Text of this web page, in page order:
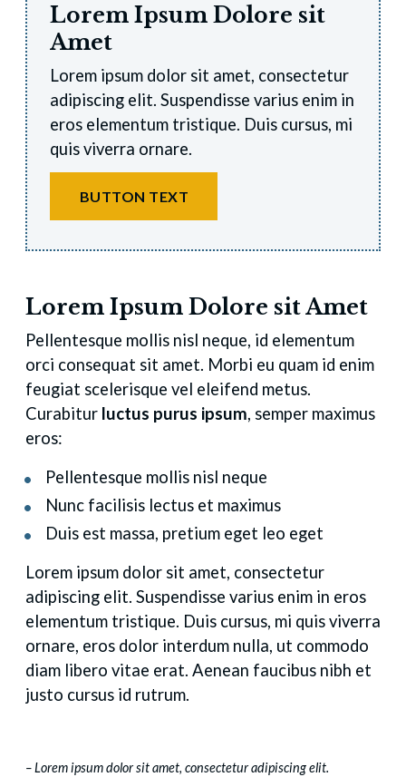
Lorem Ipsum Dolore sit
Amet
Lorem ipsum dolor sit amet, consectetur
adipiscing elit. Suspendisse varius enim in
eros elementum tristique. Duis cursus, mi
quis viverra ornare.
BUTTON TEXT
Lorem Ipsum Dolore sit Amet
Pellentesque mollis nisl neque, id elementum
orci consequat sit amet. Morbi eu quam id enim
feugiat scelerisque vel eleifend metus.
Curabitur luctus purus ipsum, semper maximus
eros:
Pellentesque mollis nisl neque
Nunc facilisis lectus et maximus
Duis est massa, pretium eget leo eget
Lorem ipsum dolor sit amet, consectetur
adipiscing elit. Suspendisse varius enim in eros
elementum tristique. Duis cursus, mi quis viverra
ornare, eros dolor interdum nulla, ut commodo
diam libero vitae erat. Aenean faucibus nibh et
justo cursus id rutrum.
– Lorem ipsum dolor sit amet, consectetur adipiscing elit.